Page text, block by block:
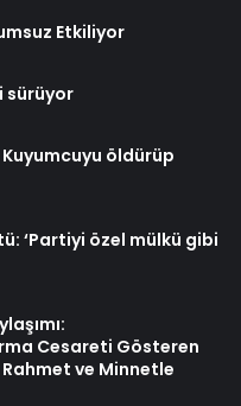
Etkiliyor
sürüyor
öldürüp
‘Partiyi özel mülkü gibi
Cesareti Gösteren
Rahmet ve Minnetle